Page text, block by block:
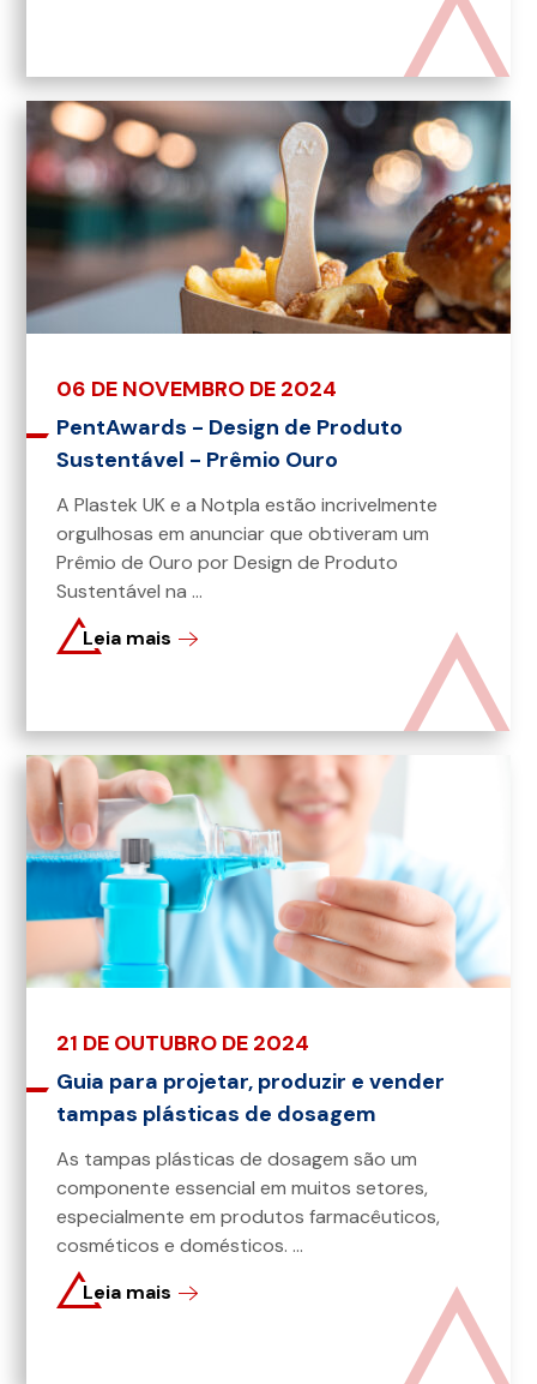
06 DE NOVEMBRO DE 2024
PentAwards - Design de Produto
Sustentável - Prêmio Ouro
A Plastek UK e a Notpla estão incrivelmente
orgulhosas em anunciar que obtiveram um
Prêmio de Ouro por Design de Produto
Sustentável na ...
Leia mais
21 DE OUTUBRO DE 2024
Guia para projetar, produzir e vender
tampas plásticas de dosagem
As tampas plásticas de dosagem são um
componente essencial em muitos setores,
especialmente em produtos farmacêuticos,
cosméticos e domésticos. ...
Leia mais